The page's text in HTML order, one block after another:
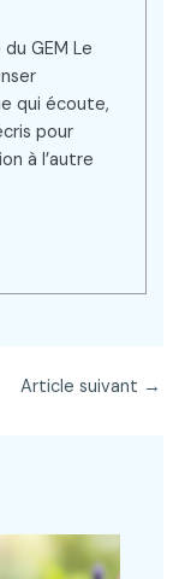
GEM Le
qui écoute,
pour
à l’autre
Article suivant →